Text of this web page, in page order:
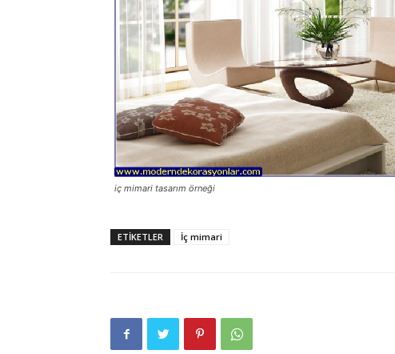
iç mimari tasarım örneği
ETIKETLER İç mimari